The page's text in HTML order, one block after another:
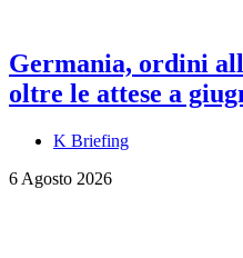
Germania, ordini
oltre le attese a
K Briefing
6 Agosto 2026